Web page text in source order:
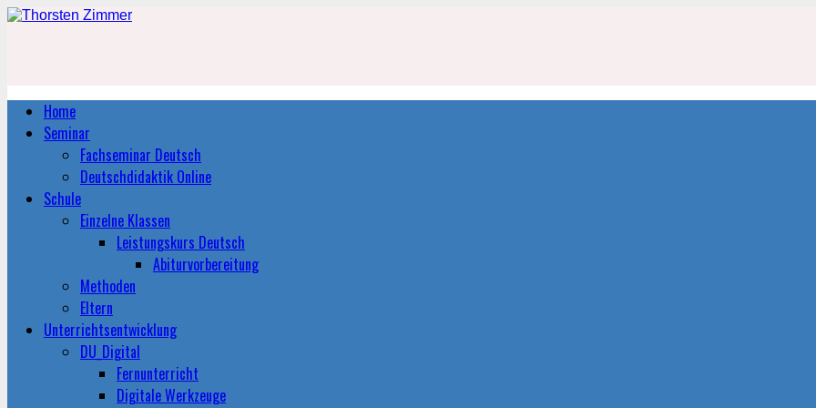
Home
Seminar
Fachseminar Deutsch
Deutschdidaktik Online
Schule
Einzelne Klassen
Leistungskurs Deutsch
Abiturvorbereitung
Methoden
Eltern
Unterrichtsentwicklung
DU_Digital
Fernunterricht
Digitale Werkzeuge